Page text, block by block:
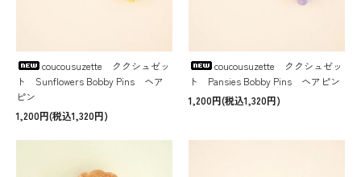
coucousuzette ククシュゼッ
ト Sunflowers Bobby Pins ヘア
ピン
1,200円(税込1,320円)
coucousuzette ククシュゼッ
ト Pansies Bobby Pins ヘアピン
1,200円(税込1,320円)